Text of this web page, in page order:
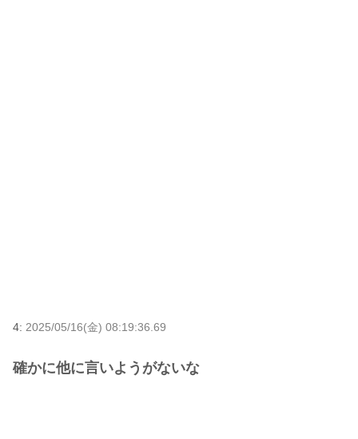
4: 2025/05/16(金) 08:19:36.69
確かに他に言いようがないな